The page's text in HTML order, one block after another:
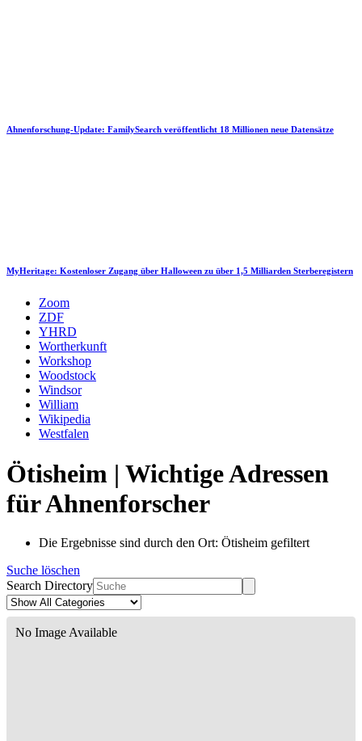
Ahnenforschung-Update: FamilySearch veröffentlicht 18 Millionen neue Datensätze
MyHeritage: Kostenloser Zugang über Halloween zu über 1,5 Milliarden Sterberegistern
Zoom
ZDF
YHRD
Wortherkunft
Workshop
Woodstock
Windsor
William
Wikipedia
Westfalen
Ötisheim | Wichtige Adressen
für Ahnenforscher
Die Ergebnisse sind durch den Ort: Ötisheim gefiltert
Suche löschen
Search Directory
No Image Available